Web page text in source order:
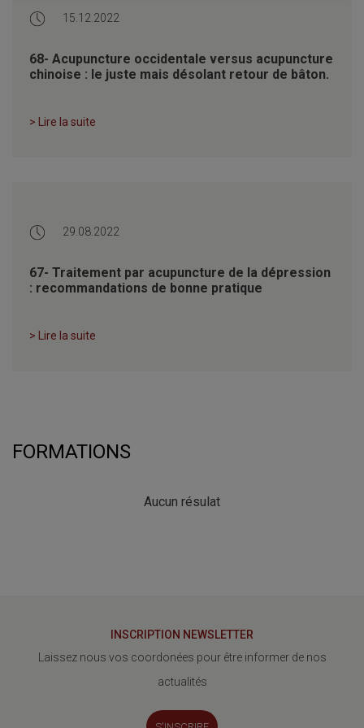
15.12.2022
68- Acupuncture occidentale versus acupuncture
chinoise : le juste mais désolant retour de bâton.
> Lire la suite
29.08.2022
67- Traitement par acupuncture de la dépression
: recommandations de bonne pratique
> Lire la suite
FORMATIONS
Aucun résulat
INSCRIPTION NEWSLETTER
Laissez nous vos coordonées pour être informer de nos
actualités